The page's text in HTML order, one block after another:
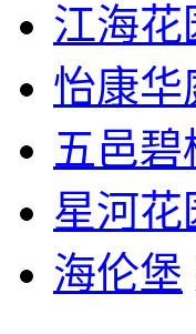
江海花
怡康华
五邑碧
星河花
海伦堡